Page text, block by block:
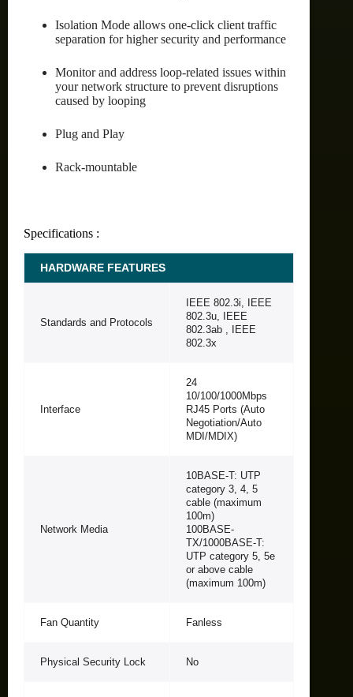
Isolation Mode allows one-click client traffic
separation for higher security and performance
Monitor and address loop-related issues within
your network structure to prevent disruptions
caused by looping
Plug and Play
Rack-mountable
Specifications :
HARDWARE FEATURES
Standards and Protocols
IEEE 802.3i, IEEE
802.3u, IEEE
802.3ab , IEEE
802.3x
Interface
24
10/100/1000Mbps
RJ45 Ports (Auto
Negotiation/Auto
MDI/MDIX)
Network Media
10BASE-T: UTP
category 3, 4, 5
cable (maximum
100m)
100BASE-
TX/1000BASE-T:
UTP category 5, 5e
or above cable
(maximum 100m)
Fan Quantity Fanless
Physical Security Lock No